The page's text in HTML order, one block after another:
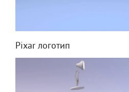
Pixar логотип